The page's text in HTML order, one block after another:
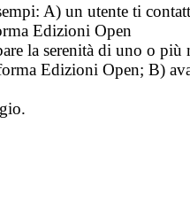
A) un utente ti
Edizioni Open
la serenità di uno o
Edizioni Open; B)